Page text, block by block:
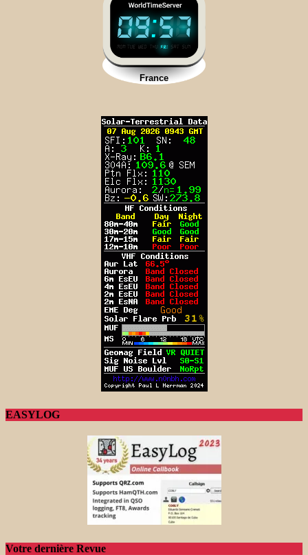
EASYLOG
Votre dernière Revue